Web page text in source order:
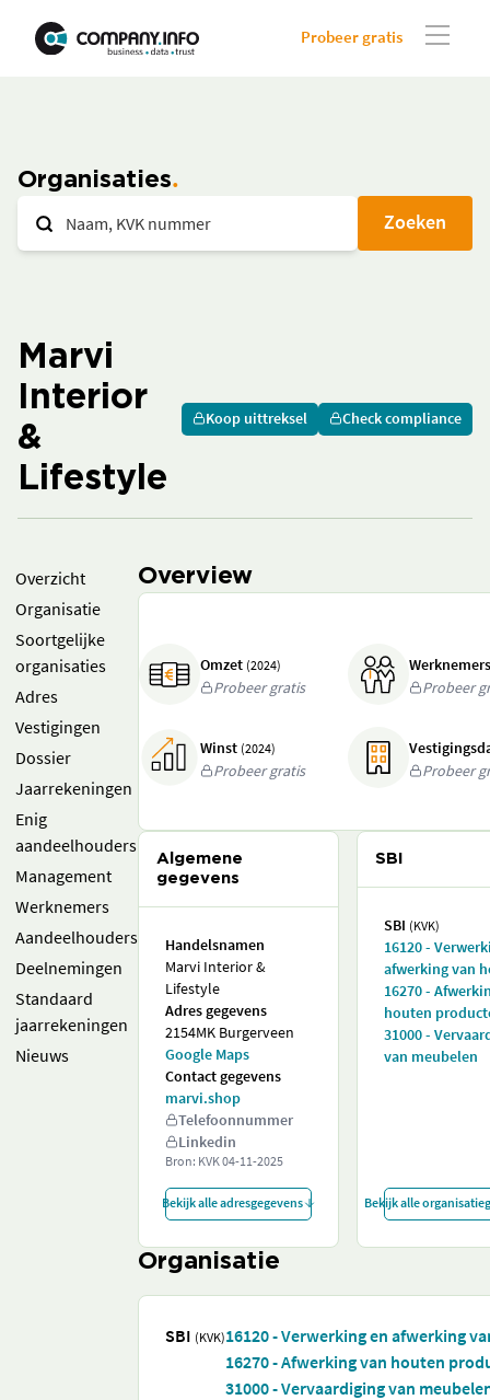
Probeer gratis
Organisaties
Zoeken
Marvi
Interior
&
Lifestyle
Koop uittreksel Check compliance
Overzicht
Organisatie
Soortgelijke
organisaties
Adres
Vestigingen
Dossier
Jaarrekeningen
Enig
aandeelhouders
Management
Werknemers
Aandeelhouders
Deelnemingen
Standaard
jaarrekeningen
Nieuws
Overview
Omzet (2024)
Probeer gratis
Probeer
Winst (2024)
Probeer gratis
Probeer
Algemene
gegevens
Handelsnamen
Marvi Interior &
Lifestyle
Adres gegevens
2154MK Burgerveen
Google Maps
Contact gegevens
marvi.shop
Telefoonnummer
Linkedin
Bron: KVK04-11-2025
Bekijk alle adresgegevens
SBI
SBI (KVK)
16120 -
afwerking van
16270 -
houten
31000 -
van meubelen
Bekijk alle
Organisatie
SBI (KVK)16120 - Verwerking en afwerking
16270 - Afwerking van houten
31000 - Vervaardiging van